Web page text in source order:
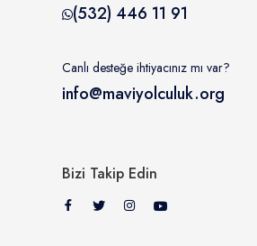
(532) 446 11 91
Canlı desteğe ihtiyacınız mı var?
info@maviyolculuk.org
Bizi Takip Edin